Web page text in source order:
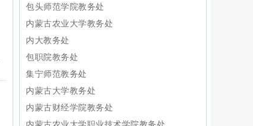
包头师范学院教务处
内蒙古农业大学教务处
内大教务处
包职院教务处
集宁师范教务处
内蒙古大学教务处
内蒙古财经学院教务处